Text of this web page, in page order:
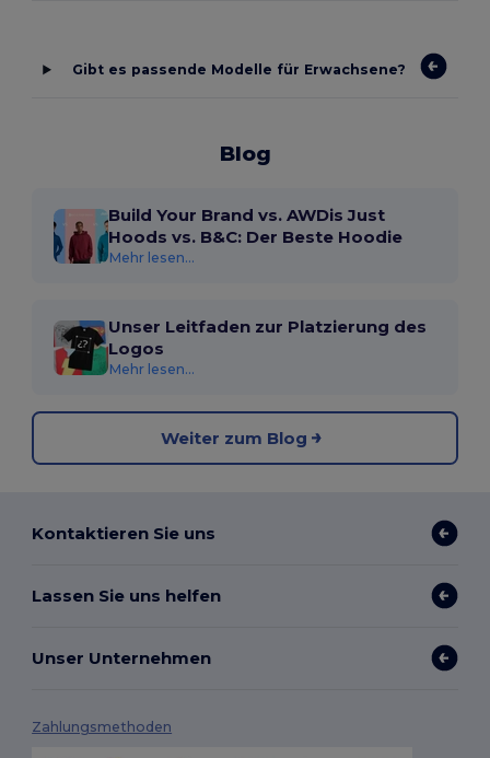
Gibt es passende Modelle für Erwachsene?
Blog
Build Your Brand vs. AWDis Just
Hoods vs. B&C: Der Beste Hoodie
Mehr lesen...
Unser Leitfaden zur Platzierung des
Logos
Mehr lesen...
Weiter zum Blog
Kontaktieren Sie uns
Lassen Sie uns helfen
Unser Unternehmen
Zahlungsmethoden